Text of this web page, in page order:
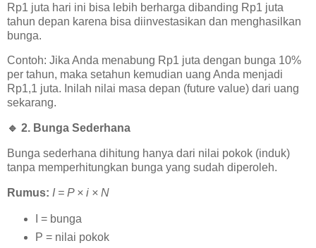
Rp1 juta hari ini bisa lebih berharga dibanding Rp1 juta
tahun depan karena bisa diinvestasikan dan menghasilkan
bunga.
Contoh: Jika Anda menabung Rp1 juta dengan bunga 10%
per tahun, maka setahun kemudian uang Anda menjadi
Rp1,1 juta. Inilah nilai masa depan (future value) dari uang
sekarang.
🔹 2. Bunga Sederhana
Bunga sederhana dihitung hanya dari nilai pokok (induk)
tanpa memperhitungkan bunga yang sudah diperoleh.
Rumus: I = P × i × N
I = bunga
P = nilai pokok